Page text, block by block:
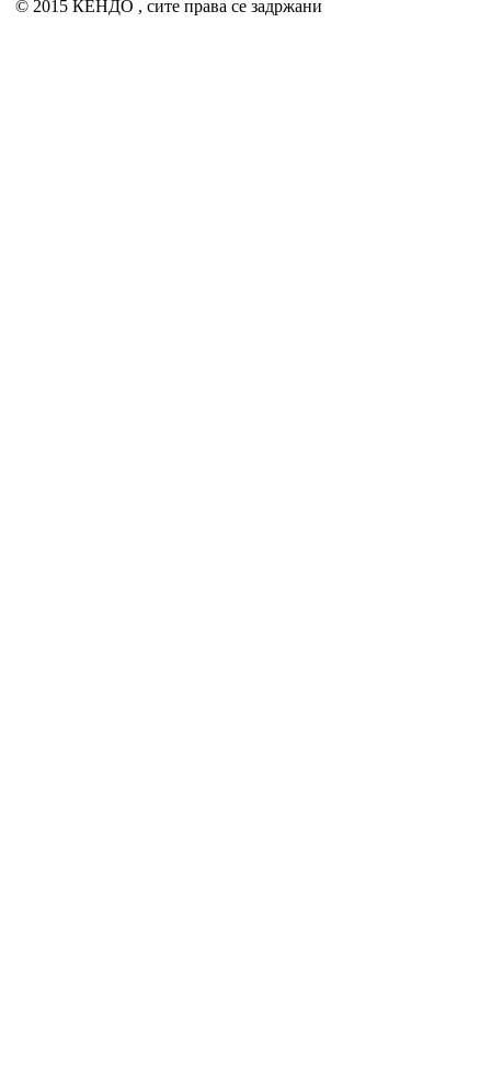
© 2015 КЕНДО , сите права се задржани